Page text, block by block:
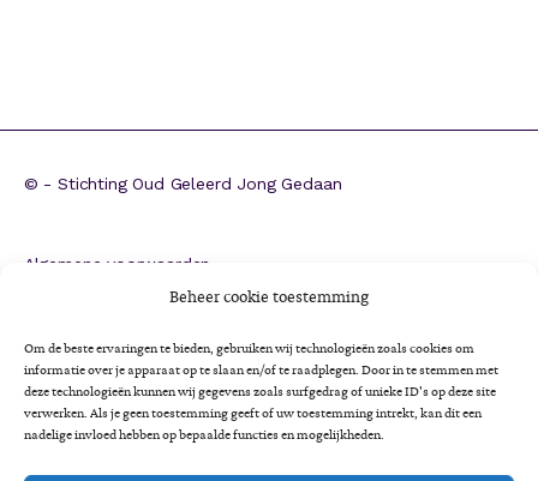
Beheer cookie toestemming
Om de beste ervaringen te bieden, gebruiken wij technologieën zoals cookies om
informatie over je apparaat op te slaan en/of te raadplegen. Door in te stemmen met
deze technologieën kunnen wij gegevens zoals surfgedrag of unieke ID's op deze site
verwerken. Als je geen toestemming geeft of uw toestemming intrekt, kan dit een
nadelige invloed hebben op bepaalde functies en mogelijkheden.
© - Stichting Oud Geleerd Jong Gedaan
Algemene voorwaarden
Colofon
Cookieverklaring
Impactrapportage 2025